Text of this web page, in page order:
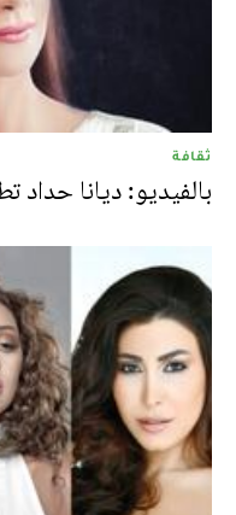
ثقافة
بالفيديو: ديانا حداد